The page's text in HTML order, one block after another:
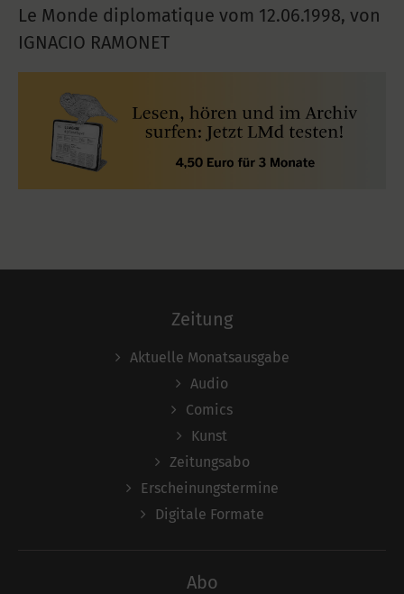
Le Monde diplomatique vom 12.06.1998, von
IGNACIO RAMONET
Zeitung
Aktuelle Monatsausgabe
Audio
Comics
Kunst
Zeitungsabo
Erscheinungstermine
Digitale Formate
Abo